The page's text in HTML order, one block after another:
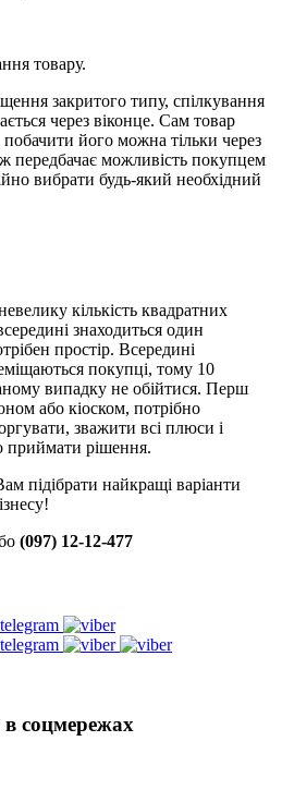
товару.
закритого типу, спілкування
через віконце. Сам товар
побачити його можна тільки через
передбачає можливість покупцем
вибрати будь-який необхідний
кількість квадратних
знаходиться один
простір. Всередині
покупці, тому 10
випадку не обійтися. Перш
або кіоском, потрібно
зважити всі плюси і
приймати рішення.
підібрати найкращі варіанти
(097) 12-12-477
соцмережах